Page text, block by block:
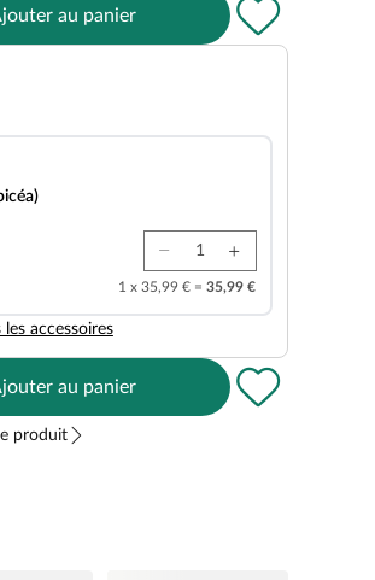
au panier
1 x 35,99 € = 35,99 €
accessoires
au panier
produit